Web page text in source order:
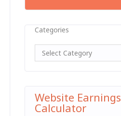
Categories
Website Earnings
Calculator